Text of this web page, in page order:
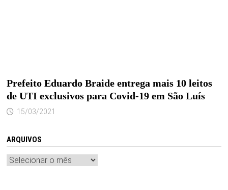
Prefeito Eduardo Braide entrega mais 10 leitos
de UTI exclusivos para Covid-19 em São Luís
15/03/2021
ARQUIVOS
Arquivos